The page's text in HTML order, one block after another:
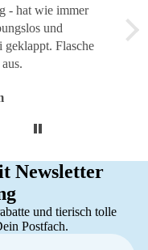
geklappt
- hat wie immer
und
geklappt. Flasche
Newsletter
und tierisch tolle
Postfach.